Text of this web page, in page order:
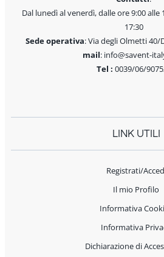
Dal lunedì al venerdì, dalle ore 9:00 alle
17:30
Sede operativa: Via degli Olmetti
mail: info@savent-
Tel : 0039/06/
LINK UTILI
Registrati/
Il mio Profilo
Informativa
Informativa
Dichiarazione di